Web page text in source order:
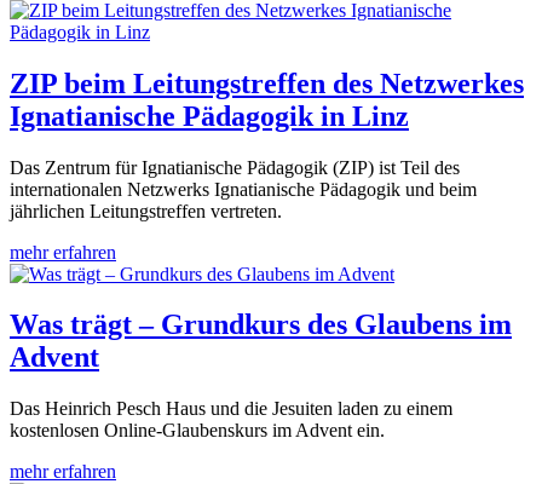
ZIP beim Leitungstreffen des Netzwerkes
Ignatianische Pädagogik in Linz
Das Zentrum für Ignatianische Pädagogik (ZIP) ist Teil des
internationalen Netzwerks Ignatianische Pädagogik und beim
jährlichen Leitungstreffen vertreten.
mehr erfahren
Was trägt – Grundkurs des Glaubens im
Advent
Das Heinrich Pesch Haus und die Jesuiten laden zu einem
kostenlosen Online-Glaubenskurs im Advent ein.
mehr erfahren